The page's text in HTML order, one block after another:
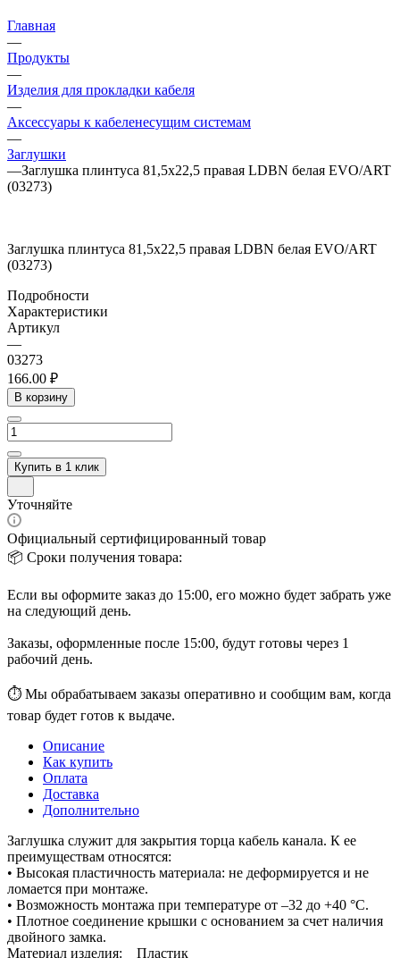
Главная
—
Продукты
—
Изделия для прокладки кабеля
—
Аксессуары к кабеленесущим системам
—
Заглушки
—Заглушка плинтуса 81,5х22,5 правая LDBN белая EVO/ART
(03273)
Заглушка плинтуса 81,5х22,5 правая LDBN белая EVO/ART
(03273)
Подробности
Характеристики
Артикул
—
03273
166.00 ₽
В корзину
Купить в 1 клик
Уточняйте
Официальный сертифицированный товар
📦 Сроки получения товара:
Если вы оформите заказ до 15:00, его можно будет забрать уже
на следующий день.
Заказы, оформленные после 15:00, будут готовы через 1
рабочий день.
⏱ Мы обрабатываем заказы оперативно и сообщим вам, когда
товар будет готов к выдаче.
Описание
Как купить
Оплата
Доставка
Дополнительно
Заглушка служит для закрытия торца кабель канала. К ее
преимуществам относятся:
• Высокая пластичность материала: не деформируется и не
ломается при монтаже.
• Возможность монтажа при температуре от –32 до +40 °С.
• Плотное соединение крышки с основанием за счет наличия
двойного замка.
Материал изделия: Пластик